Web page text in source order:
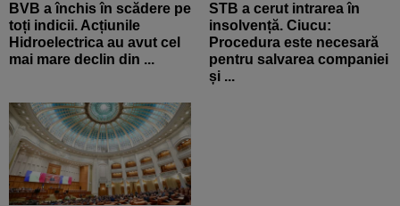
BVB a închis în scădere pe
toți indicii. Acțiunile
Hidroelectrica au avut cel
mai mare declin din ...
STB a cerut intrarea în
insolvență. Ciucu:
Procedura este necesară
pentru salvarea companiei
și ...